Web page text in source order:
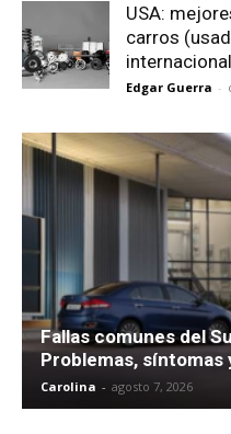
USA:
carros
Edgar Guerra -
Fallas comunes del
Problemas, síntomas
Carolina - agosto 7, 2026